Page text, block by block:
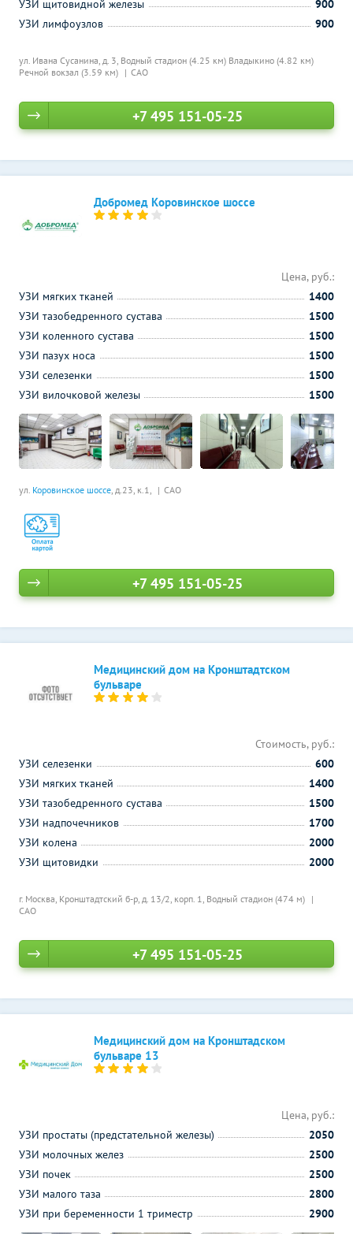
ул. Ивана Сусанина, д. 3, Водный стадион (4.25 км) Владыкино (4.82 км)
Речной вокзал (3.59 км)
САО
УЗИ щитовидной железы
900
УЗИ лимфоузлов
900
+7 495 151-05-25
Добромед Коровинское шоссе
ул. Коровинское шоссе, д.23, к.1, САО
Цена, руб.:
УЗИ мягких тканей
1400
УЗИ тазобедренного сустава
1500
УЗИ коленного сустава
1500
УЗИ пазух носа
1500
УЗИ селезенки
1500
УЗИ вилочковой железы
1500
+7 495 151-05-25
Медицинский дом на Кронштадтском
бульваре
г. Москва, Кронштадтский б-р, д. 13/2, корп. 1, Водный стадион (474 м)
САО
Стоимость, руб.:
УЗИ селезенки
600
УЗИ мягких тканей
1400
УЗИ тазобедренного сустава
1500
УЗИ надпочечников
1700
УЗИ колена
2000
УЗИ щитовидки
2000
+7 495 151-05-25
Медицинский дом на Кронштадском
бульваре 13
Цена, руб.:
УЗИ простаты (предстательной железы)
2050
УЗИ молочных желез
2500
УЗИ почек
2500
УЗИ малого таза
2800
УЗИ при беременности 1 триместр
2900